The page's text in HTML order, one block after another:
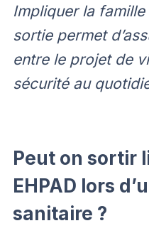
Impliquer la
sortie permet
entre le projet de
sécurité au
Peut on sortir
EHPAD lors
sanitaire ?